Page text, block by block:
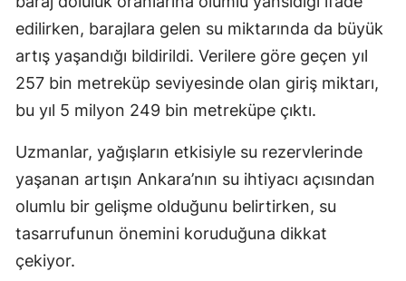
edilirken, barajlara gelen su miktarında da büyük
artış yaşandığı bildirildi. Verilere göre geçen yıl
257 bin metreküp seviyesinde olan giriş miktarı,
bu yıl 5 milyon 249 bin metreküpe çıktı.
Uzmanlar, yağışların etkisiyle su rezervlerinde
yaşanan artışın Ankara’nın su ihtiyacı açısından
olumlu bir gelişme olduğunu belirtirken, su
tasarrufunun önemini koruduğuna dikkat
çekiyor.